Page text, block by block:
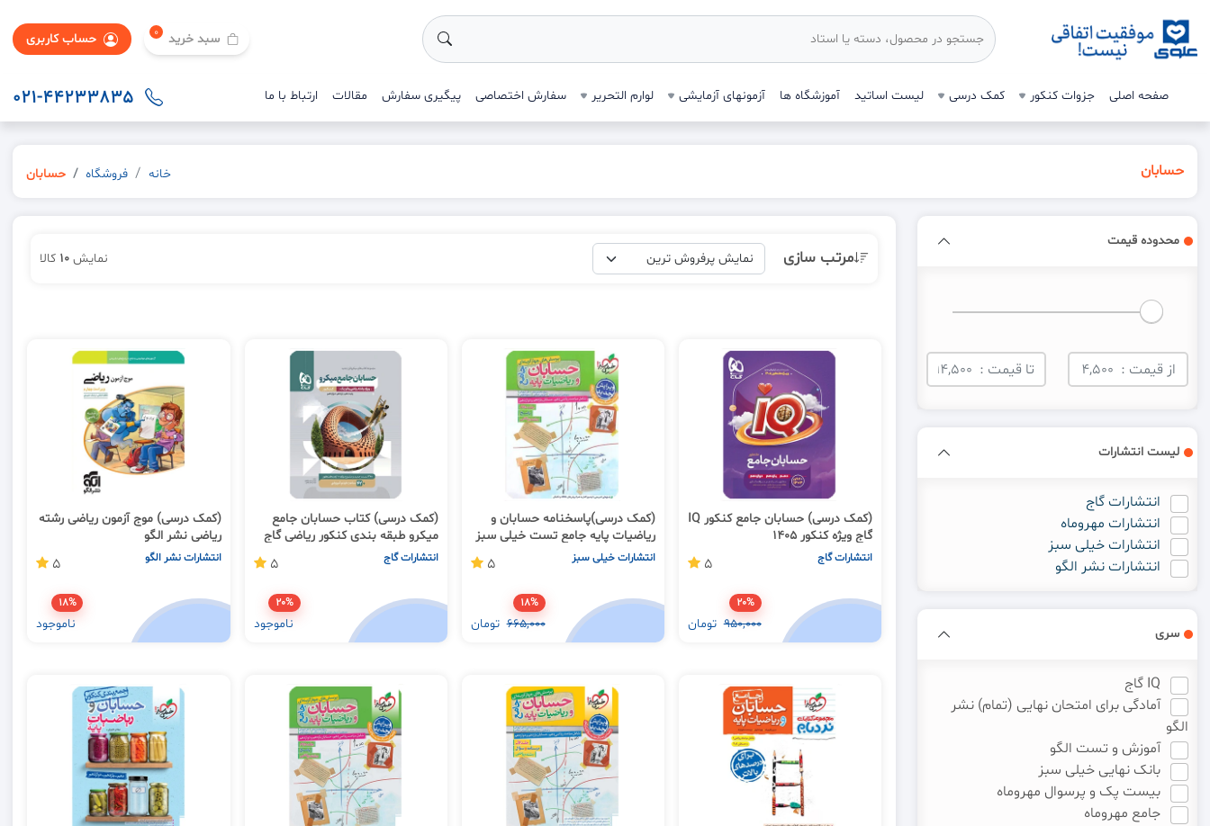
سبد خرید 0 حساب کاربری
صفحه اصلی جزوات کنکور کمک درسی لیست اساتید آموزشگاه ها آزمونهای آزمایشی لوارم التحریر سفارش اختصاصی پیگیری سفارش مقالات ارتباط با ما 021-44233835
خانه فروشگاه حسابان حسابان
محدوده قیمت
لیست انتشارات
انتشارات گاج
انتشارات مهروماه
انتشارات خیلی سبز
انتشارات نشر الگو
سری
آمادگی برای امتحان نهایی (تمام) نشر
الگو
آموزش و تست الگو
بانک نهایی خیلی سبز
بیست پک و پرسوال مهروماه
جامع مهروماه
مرتب سازی نمایش 10 کالا
(کمک درسی) حسابان جامع کنکور IQ
گاج ویژه کنکور 1405
انتشارات گاج 5
20%
950,000 تومان
(کمک درسی)پاسخنامه حسابان و
ریاضیات پایه جامع تست خیلی سبز
جلد دوم
انتشارات خیلی سبز 5
18%
665,000 تومان
(کمک درسی) کتاب حسابان جامع
میکرو طبقه بندی کنکور ریاضی گاج
انتشارات گاج 5
20%
ناموجود
(کمک درسی) موج آزمون ریاضی رشته
ریاضی نشر الگو
انتشارات نشر الگو 5
18%
ناموجود